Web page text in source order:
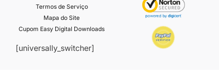
Termos de Serviço
Mapa do Site
Cupom Easy Digital Downloads
[universally_switcher]